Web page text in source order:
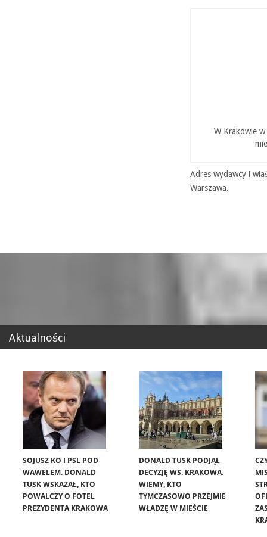
W Krakowie
Adres wydawcy i
Warszawa.
Aktualności
SOJUSZ KO I PSL POD
WAWELEM. DONALD
TUSK WSKAZAŁ, KTO
POWALCZY O FOTEL
PREZYDENTA KRAKOWA
DONALD TUSK PODJĄŁ
DECYZJĘ WS. KRAKOWA.
WIEMY, KTO
TYMCZASOWO PRZEJMIE
WŁADZĘ W MIEŚCIE